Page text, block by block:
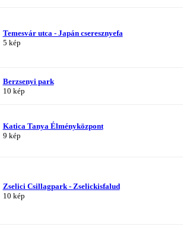
Temesvár utca - Japán cseresznyefa
5 kép
Berzsenyi park
10 kép
Katica Tanya Élményközpont
9 kép
Zselici Csillagpark - Zselickisfalud
10 kép